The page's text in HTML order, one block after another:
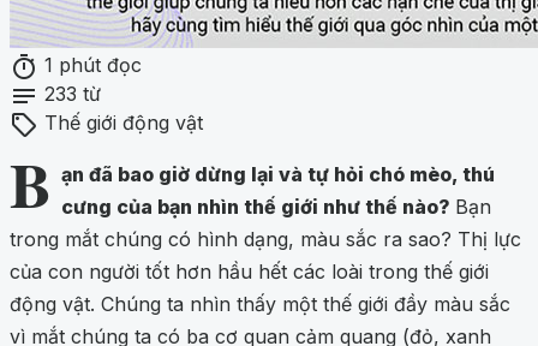
timer 1 phút đọc
notes 233 từ
sell Thế giới động vật
B ạn đã bao giờ dừng lại và tự hỏi chó mèo, thú
cưng của bạn nhìn thế giới như thế nào? Bạn
trong mắt chúng có hình dạng, màu sắc ra sao? Thị lực
của con người tốt hơn hầu hết các loài trong thế giới
động vật. Chúng ta nhìn thấy một thế giới đầy màu sắc
vì mắt chúng ta có ba cơ quan cảm quang (đỏ, xanh